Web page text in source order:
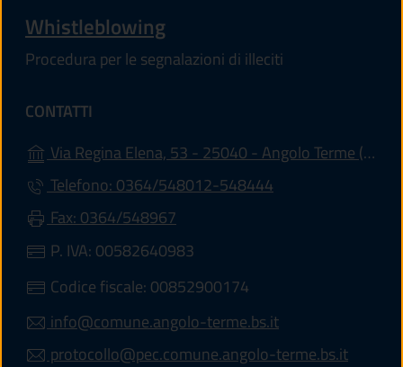
Whistleblowing
Procedura per le segnalazioni di illeciti
CONTATTI
Via Regina Elena, 53 - 25040 - Angolo Terme (BS)
Telefono: 0364/548012-548444
Fax: 0364/548967
P. IVA: 00582640983
Codice fiscale: 00852900174
info@comune.angolo-terme.bs.it
protocollo@pec.comune.angolo-terme.bs.it